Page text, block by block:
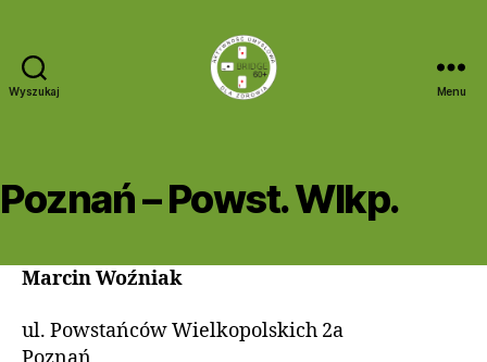
Wyszukaj Menu
Poznań – Powst. Wlkp.
Marcin Woźniak
ul. Powstańców Wielkopolskich 2a